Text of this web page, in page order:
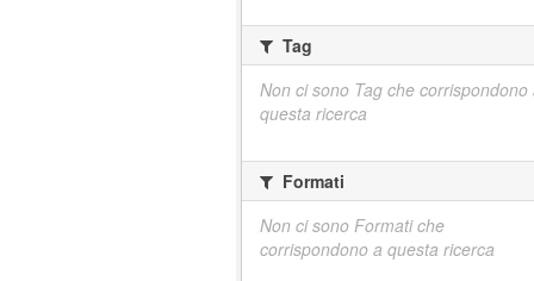
Tag
Non ci sono Tag che corrispondono
questa ricerca
Formati
Non ci sono Formati che
corrispondono a questa ricerca